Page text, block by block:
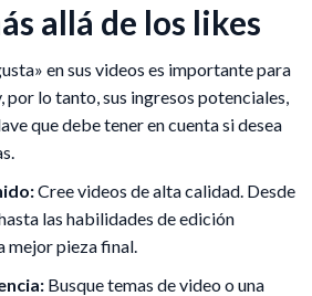
allá de los likes
en sus videos es importante para
por lo tanto, sus ingresos potenciales,
que debe tener en cuenta si desea
Cree videos de alta calidad. Desde
las habilidades de edición
mejor pieza final.
Busque temas de video o una